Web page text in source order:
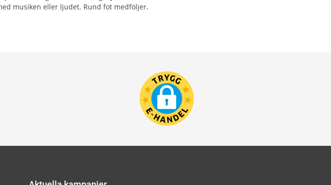
musiken eller ljudet. Rund fot medföljer.